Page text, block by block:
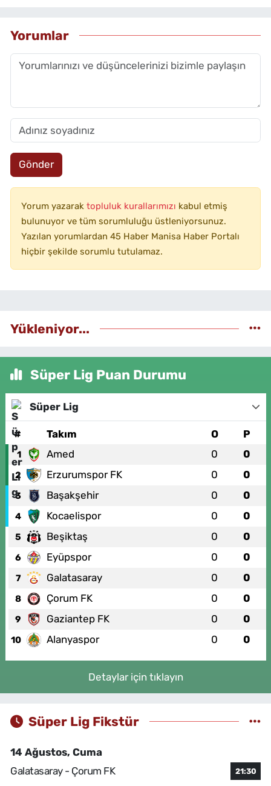
Yorumlar
Gönder
Yorum yazarak topluluk kurallarımızı kabul etmiş
bulunuyor ve tüm sorumluluğu üstleniyorsunuz.
Yazılan yorumlardan 45 Haber Manisa Haber Portalı
hiçbir şekilde sorumlu tutulamaz.
Yükleniyor...
Süper Lig Puan Durumu
Süper Lig
# Takım O P
1 Amed 0 0
2 Erzurumspor FK 0 0
3 Başakşehir 0 0
4 Kocaelispor 0 0
5 Beşiktaş 0 0
6 Eyüpspor 0 0
7 Galatasaray 0 0
8 Çorum FK 0 0
9 Gaziantep FK 0 0
10 Alanyaspor 0 0
Detaylar için tıklayın
Süper Lig Fikstür
14 Ağustos, Cuma
Galatasaray - Çorum FK
21:30